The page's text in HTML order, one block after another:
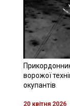
ворожої
окупантів
20 квітня 2026